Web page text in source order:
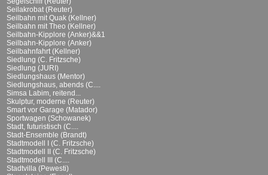
Seilakrobat (Reuter)
Seilbahn mit Quak (Kellner)
Seilbahn mit Theo (Kellner)
Seilbahn-Kipplore (Anker)&&1
Seilbahn-Kipplore (Anker)
Seilbahnfahrt (Kellner)
Siedlung (C. Fritzsche)
Siedlung (JURI)
Siedlungshaus (Mentor)
Siedlungshaus, abends (C....
Simsa Labim, reitend...
Skulptur, moderne (Reuter)
Smart vor Garage (Matador)
Sportwagen (Schowanek)
Stadt, futuristisch (C....
Stadt-Ensemble (Brandt)
Stadtmodell I (C. Fritzsche)
Stadtmodell II (C. Fritzsche)
Stadtmodell III (C....
Stadtvilla (Pewesti)